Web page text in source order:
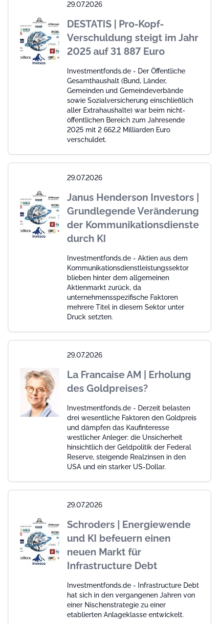
29.07.2026
DESTATIS | Pro-Kopf-
Verschuldung steigt im Jahr
2025 auf 31 887 Euro
Investmentfonds.de - Der Öffentliche
Gesamthaushalt (Bund, Länder,
Gemeinden und Gemeindeverbände
sowie Sozialversicherung einschließlich
aller Extrahaushalte) war beim nicht-
öffentlichen Bereich zum Jahresende
2025 mit 2 662,2 Milliarden Euro
verschuldet.
29.07.2026
Janus Henderson Investors |
Grundlegende Veränderung
der Kommunikationsdienste
durch KI
Investmentfonds.de - Aktien aus dem
Kommunikationsdienstleistungssektor
blieben hinter dem allgemeinen
Aktienmarkt zurück, da
unternehmensspezifische Faktoren
mehrere Titel in diesem Sektor unter
Druck setzten.
29.07.2026
La Francaise AM | Erholung
des Goldpreises?
Investmentfonds.de - Derzeit belasten
drei wesentliche Faktoren den Goldpreis
und dämpfen das Kaufinteresse
westlicher Anleger: die Unsicherheit
hinsichtlich der Geldpolitik der Federal
Reserve, steigende Realzinsen in den
USA und ein starker US-Dollar.
29.07.2026
Schroders | Energiewende
und KI befeuern einen
neuen Markt für
Infrastructure Debt
Investmentfonds.de - Infrastructure Debt
hat sich in den vergangenen Jahren von
einer Nischenstrategie zu einer
etablierten Anlageklasse entwickelt.